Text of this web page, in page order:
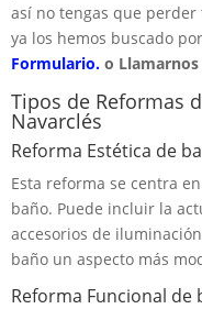
así no tengas que
ya los hemos buscado
Formulario. o Llamarnos
Tipos de Reformas
Navarclés
Reforma Estética de
Esta reforma se centra
baño. Puede incluir la
accesorios de
baño un aspecto más
Reforma Funcional de